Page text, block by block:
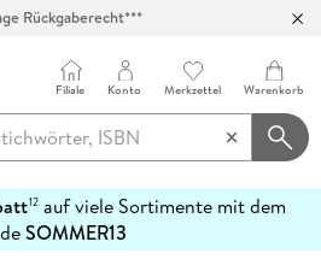
Rückgaberecht***
Filiale Konto Merkzettel Warenkorb
12auf viele Sortimente mit dem
SOMMER13